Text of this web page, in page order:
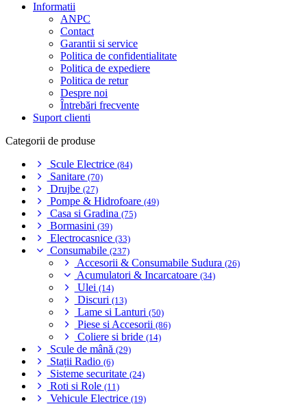
Informatii
ANPC
Contact
Garantii si service
Politica de confidentialitate
Politica de expediere
Politica de retur
Despre noi
Întrebări frecvente
Suport clienti
Categorii de produse
Scule Electrice (84)
Sanitare (70)
Drujbe (27)
Pompe & Hidrofoare (49)
Casa si Gradina (75)
Bormasini (39)
Electrocasnice (33)
Consumabile (237)
Accesorii & Consumabile Sudura (26)
Acumulatori & Incarcatoare (34)
Ulei (14)
Discuri (13)
Lame si Lanturi (50)
Piese si Accesorii (86)
Coliere si bride (14)
Scule de mână (29)
Stații Radio (6)
Sisteme securitate (24)
Roti si Role (11)
Vehicule Electrice (19)